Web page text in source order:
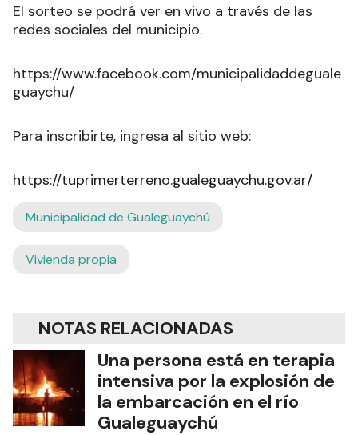
El sorteo se podrá ver en vivo a través de las
redes sociales del municipio.
https://www.facebook.com/municipalidaddeguale
guaychu/
Para inscribirte, ingresa al sitio web:
https://tuprimerterreno.gualeguaychu.gov.ar/
Municipalidad de Gualeguaychú
Vivienda propia
NOTAS RELACIONADAS
Una persona está en terapia
intensiva por la explosión de
la embarcación en el río
Gualeguaychú